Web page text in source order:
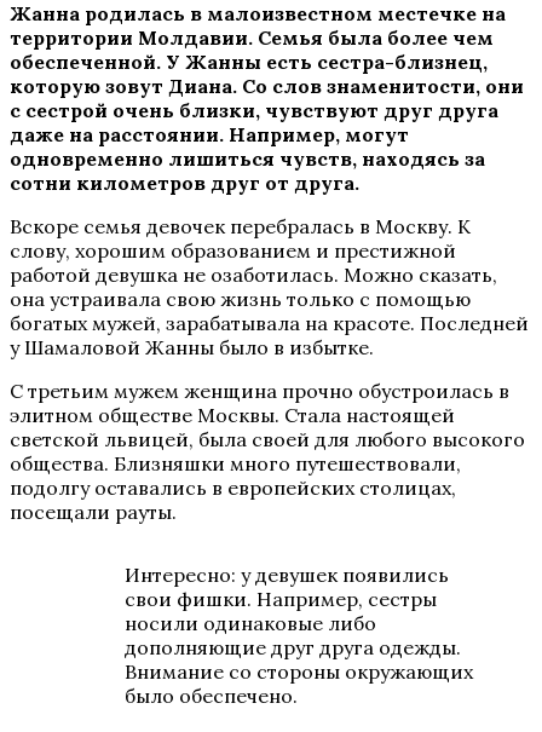
Жанна родилась в малоизвестном местечке на
территории Молдавии. Семья была более чем
обеспеченной. У Жанны есть сестра-близнец,
которую зовут Диана. Со слов знаменитости, они
с сестрой очень близки, чувствуют друг друга
даже на расстоянии. Например, могут
одновременно лишиться чувств, находясь за
сотни километров друг от друга.
Вскоре семья девочек перебралась в Москву. К
слову, хорошим образованием и престижной
работой девушка не озаботилась. Можно сказать,
она устраивала свою жизнь только с помощью
богатых мужей, зарабатывала на красоте. Последней
у Шамаловой Жанны было в избытке.
С третьим мужем женщина прочно обустроилась в
элитном обществе Москвы. Стала настоящей
светской львицей, была своей для любого высокого
общества. Близняшки много путешествовали,
подолгу оставались в европейских столицах,
посещали рауты.
Интересно: у девушек появились
свои фишки. Например, сестры
носили одинаковые либо
дополняющие друг друга одежды.
Внимание со стороны окружающих
было обеспечено.